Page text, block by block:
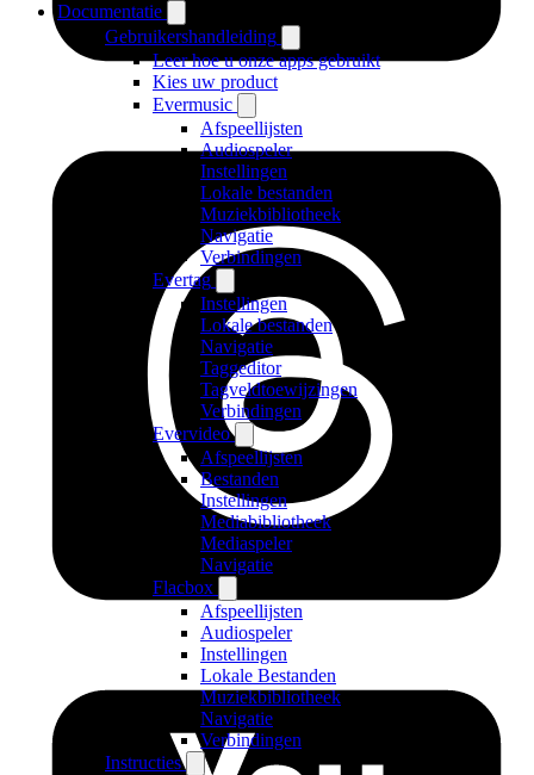
Documentatie
Gebruikershandleiding
Leer hoe u onze apps gebruikt
Kies uw product
Evermusic
Afspeellijsten
Audiospeler
Instellingen
Lokale bestanden
Muziekbibliotheek
Navigatie
Verbindingen
Evertag
Instellingen
Lokale bestanden
Navigatie
Taggeditor
Tagveldtoewijzingen
Verbindingen
Evervideo
Afspeellijsten
Bestanden
Instellingen
Mediabibliotheek
Mediaspeler
Navigatie
Flacbox
Afspeellijsten
Audiospeler
Instellingen
Lokale Bestanden
Muziekbibliotheek
Navigatie
Verbindingen
Instructies